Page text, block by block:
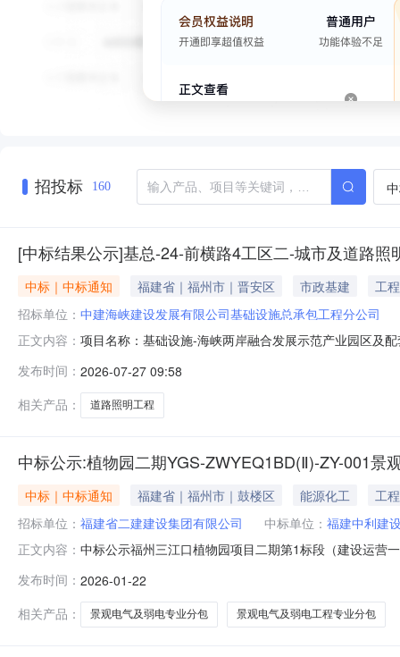
招投标 160
[中标结果公示]基总-24-前横路4工区二-城市及道路照
中标｜中标通知 福建省｜福州市｜晋安区 市政基建
工程
招标单位： 中建海峡建设发展有限公司基础设施总承包工程分公司
正文内容： 项目名称：基础设施-海峡两岸融合发展示范产业园区及
限公司
发布时间： 2026-07-27 09:58
相关产品：
道路照明工程
中标公示:植物园二期YGS-ZWYEQ1BD(Ⅱ)-ZY-001景
中标｜中标通知 福建省｜福州市｜鼓楼区 能源化工
工程
招标单位： 福建省二建建设集团有限公司 中标单位： 福建中利建
正文内容： 中标公示福州三江口植物园项目二期第1标段（建设运营
福州三江口植物园项目二期第1标段（建设运营一体化）
称：福建中利建设集团有限公
发布时间： 2026-01-22
相关产品：
景观电气及弱电专业分包 景观电气及弱电工程专业分包